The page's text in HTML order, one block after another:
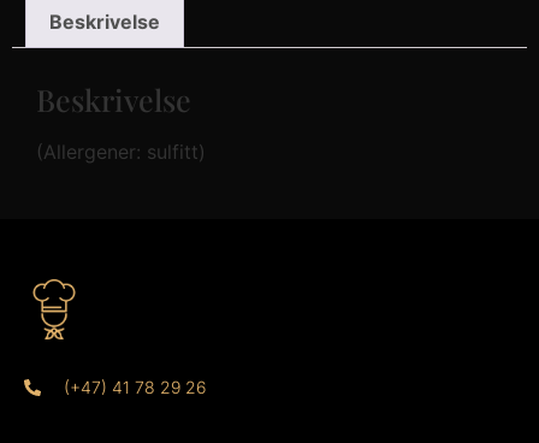
Beskrivelse
Beskrivelse
(Allergener: sulfitt)
(+47) 41 78 29 26